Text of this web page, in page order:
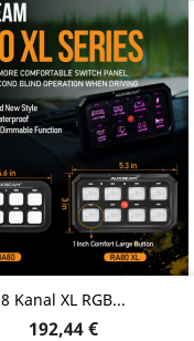
8 Kanal XL RGB...
Preis
192,44 €
Vorschau